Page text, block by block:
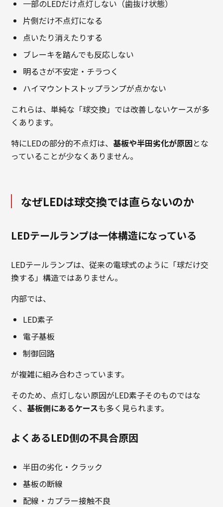
一部のLEDだけ点灯しない（歯抜け状態）
片側だけ不点灯になる
点いたり消えたりする
ブレーキを踏んでも反応しない
明るさが不安定・チラつく
ハイマウントストップランプが点かない
これらは、単純な「球交換」では改善しないケースが多
くあります。
特にLEDの部分的不点灯は、基板や半田劣化が原因とな
っていることが少なくありません。
なぜLEDは球交換では直らないのか
LEDテールランプは一体構造になっている
LEDテールランプは、従来の電球式のように「球だけ交
換する」構造ではありません。
内部では、
LED素子
電子基板
制御回路
が複雑に組み合わさっています。
そのため、点灯しない原因がLED素子そのものではな
く、基板側にあるケースも多く見られます。
よくあるLED側の不具合原因
半田の劣化・クラック
基板の断線
配線・カプラー接触不良